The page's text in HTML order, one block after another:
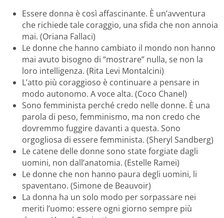
Essere donna è così affascinante. È un’avventura
che richiede tale coraggio, una sfida che non annoia
mai. (Oriana Fallaci)
Le donne che hanno cambiato il mondo non hanno
mai avuto bisogno di “mostrare” nulla, se non la
loro intelligenza. (Rita Levi Montalcini)
L’atto più coraggioso è continuare a pensare in
modo autonomo. A voce alta. (Coco Chanel)
Sono femminista perché credo nelle donne. È una
parola di peso, femminismo, ma non credo che
dovremmo fuggire davanti a questa. Sono
orgogliosa di essere femminista. (Sheryl Sandberg)
Le catene delle donne sono state forgiate dagli
uomini, non dall’anatomia. (Estelle Ramei)
Le donne che non hanno paura degli uomini, li
spaventano. (Simone de Beauvoir)
La donna ha un solo modo per sorpassare nei
meriti l’uomo: essere ogni giorno sempre più